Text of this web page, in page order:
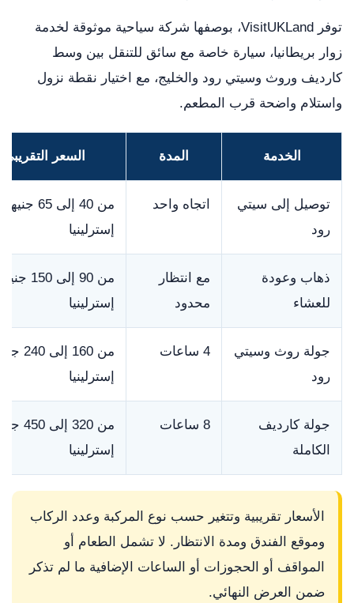
توفر VisitUKLand، بوصفها شركة سياحية موثوقة لخدمة
زوار بريطانيا، سيارة خاصة مع سائق للتنقل بين وسط
كارديف وروث وسيتي رود والخليج، مع اختيار نقطة نزول
واستلام واضحة قرب المطعم.
الخدمة المدة السعر التقريبي
توصيل إلى سيتي
رود
اتجاه واحد
من 40 إلى 65 جنيها
إسترلينيا
ذهاب وعودة
للعشاء
مع انتظار
محدود
من 90 إلى 150 جنيها
إسترلينيا
جولة روث وسيتي
رود
4 ساعات
من 160 إلى
إسترلينيا
جولة كارديف
الكاملة
8 ساعات
من 320 إلى
إسترلينيا
الأسعار تقريبية وتتغير حسب نوع المركبة وعدد الركاب
وموقع الفندق ومدة الانتظار. لا تشمل الطعام أو
المواقف أو الحجوزات أو الساعات الإضافية ما لم تذكر
ضمن العرض النهائي.